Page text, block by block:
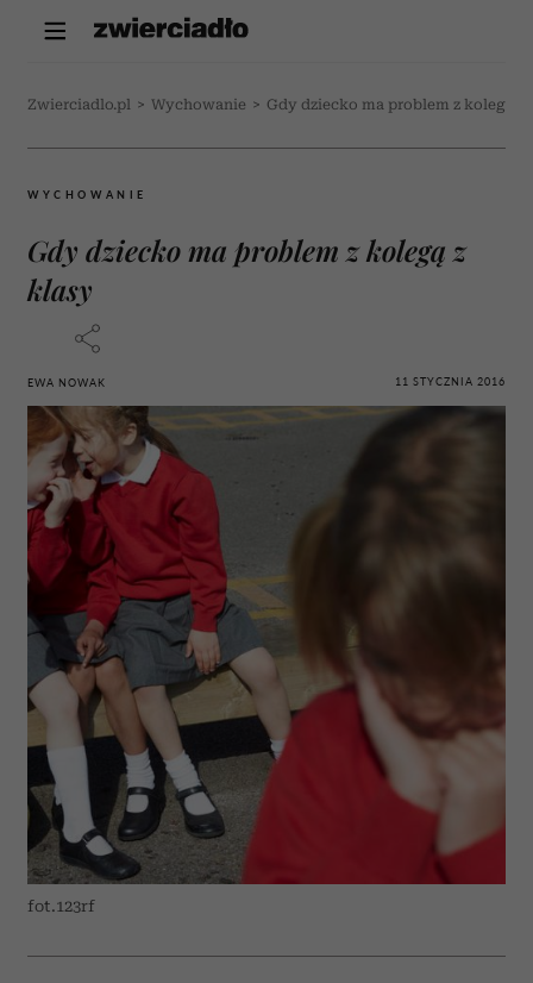
Zwierciadlo.pl > Wychowanie > Gdy dziecko ma problem z kolegą z
WYCHOWANIE
Gdy dziecko ma problem z kolegą z
klasy
EWA NOWAK 11 STYCZNIA 2016
fot.123rf